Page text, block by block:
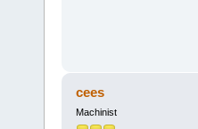
cees
Machinist